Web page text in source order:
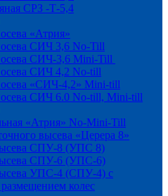
СРЗ -Т-5,4
«Атрия»
СИЧ 3,6 No-Till
СИЧ-3,6 Mini-Till
СИЧ 4,2 No-till
«СИЧ-4,2» Mini-till
СИЧ 6.0 No-till, Mini-till
«Атрия» No-Mini-Till
высева «Церера 8»
СПУ-8 (УПС 8)
СПУ-6 (УПС-6)
УПС-4 (СПУ-4) с
колес